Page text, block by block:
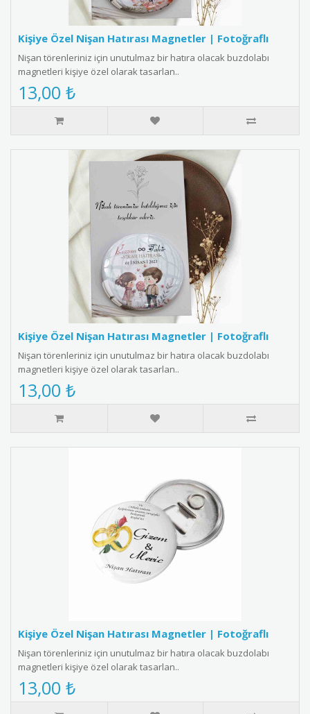
Kişiye Özel Nişan Hatırası Magnetler | Fotoğraflı
Nişan törenleriniz için unutulmaz bir hatıra olacak buzdolabı
magnetleri kişiye özel olarak tasarlan..
13,00 ₺
Kişiye Özel Nişan Hatırası Magnetler | Fotoğraflı
Nişan törenleriniz için unutulmaz bir hatıra olacak buzdolabı
magnetleri kişiye özel olarak tasarlan..
13,00 ₺
Kişiye Özel Nişan Hatırası Magnetler | Fotoğraflı
Nişan törenleriniz için unutulmaz bir hatıra olacak buzdolabı
magnetleri kişiye özel olarak tasarlan..
13,00 ₺